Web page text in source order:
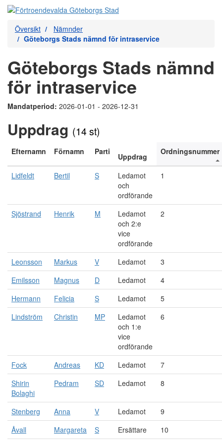
Översikt
Nämnder
Göteborgs Stads nämnd för intraservice
Göteborgs Stads nämnd
för intraservice
Mandatperiod: 2026-01-01 - 2026-12-31
Uppdrag (14 st)
Efternamn Förnamn Parti
Uppdrag
Ordningsnummer
Lidfeldt Bertil S
Ledamot
och
ordförande
1
Sjöstrand Henrik M
Ledamot
och 2:e
vice
ordförande
2
Leonsson Markus V Ledamot
3
Emilsson
Magnus D Ledamot
4
Hermann
Felicia S Ledamot
5
Lindström
Christin MP
Ledamot
och 1:e
vice
ordförande
6
Fock Andreas KD Ledamot
7
Shirin
Bolaghi
Pedram SD Ledamot 8
Stenberg Anna V Ledamot
9
Åvall
Margareta S Ersättare
10